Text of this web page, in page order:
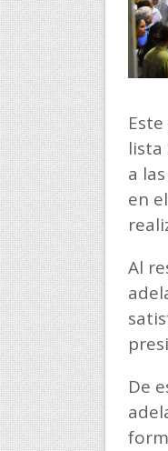
lista
a
en
Al
De